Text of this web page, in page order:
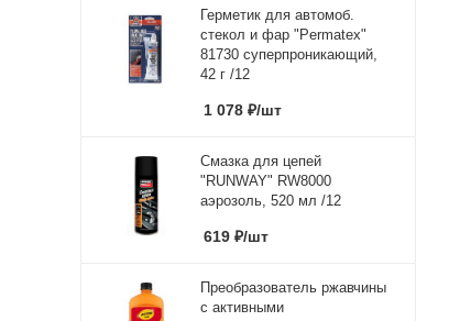
Герметик для автомоб.
стекол и фар "Permatex"
81730 суперпроникающий,
42 г /12
1 078 ₽/шт
Смазка для цепей
"RUNWAY" RW8000
аэрозоль, 520 мл /12
619 ₽/шт
Преобразователь ржавчины
с активными